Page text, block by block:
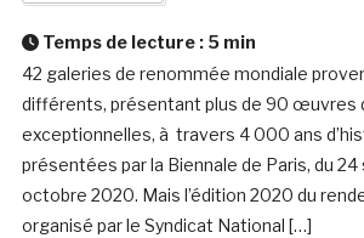
Temps de lecture : 5 min
42 galeries de renommée mondiale
différents, présentant plus de 90 œuvres
exceptionnelles, à travers 4 000 ans
présentées par la Biennale de Paris, du
octobre 2020. Mais l’édition 2020 du
organisé par le Syndicat National […]